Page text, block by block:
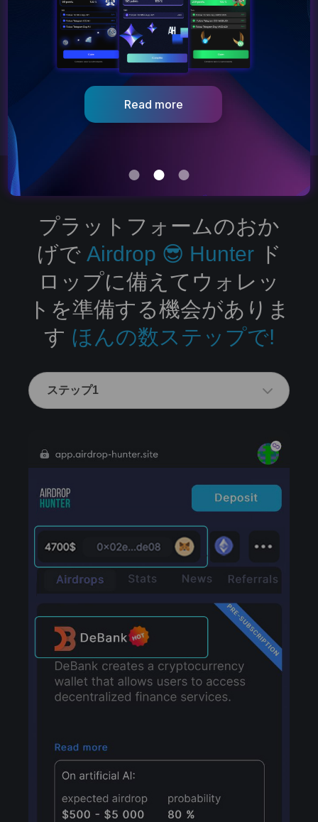
Get started
プラットフォームのおか
げで Airdrop 😎 Hunterド
ロップに備えてウォレッ
トを準備する機会がありま
す ほんの数ステップで!
ステップ1
Go to dApp